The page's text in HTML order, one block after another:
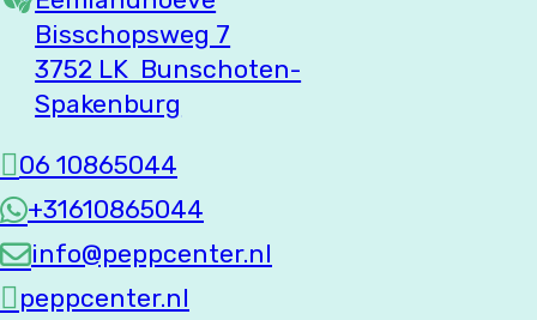
Bisschopsweg 7
3752 LK Bunschoten-
Spakenburg
06 10865044
+31610865044
info@peppcenter.nl
peppcenter.nl